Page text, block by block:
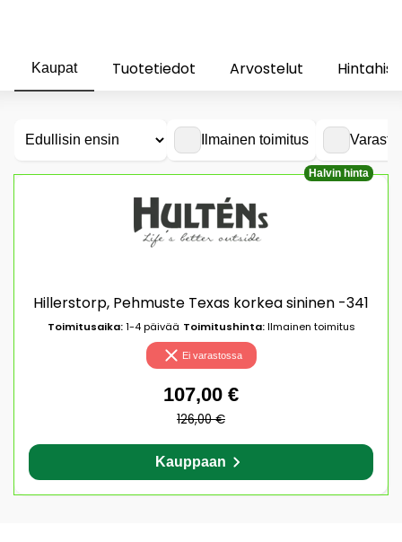
Kaupat Tuotetiedot Arvostelut
Ilmainen toimitus
Halvin hinta
Hillerstorp, Pehmuste Texas korkea sininen -341
Toimitusaika:1-4 päivää Toimitushinta:Ilmainen toimitus
Ei varastossa
107,00 €
126,00 €
Kauppaan